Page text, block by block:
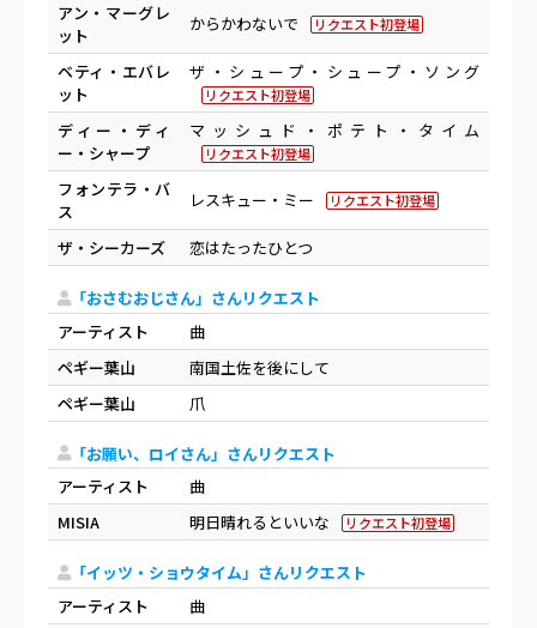
アン・マーグレ
ット
からかわないで リクエスト初登場
ベティ・エバレ
ット
ザ・シュープ・シュープ・ソング
リクエスト初登場
ディー・ディ
ー・シャープ
マッシュド・ポテト・タイム
リクエスト初登場
フォンテラ・バ
ス
レスキュー・ミー リクエスト初登場
ザ・シーカーズ 恋はたったひとつ
「おさむおじさん」さんリクエスト
アーティスト
曲
ペギー葉山
南国土佐を後にして
ペギー葉山
爪
「お願い、ロイさん」さんリクエスト
アーティスト
曲
MISIA
明日晴れるといいな リクエスト初登場
「イッツ・ショウタイム」さんリクエスト
アーティスト
曲